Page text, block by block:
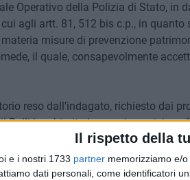
Il rispetto della
e i nostri 1733 partner memorizziamo e/
dati personali, come identificatori
Operativo della Polizia di Stato, in
agli artt. 81, 512 bis c.p., in quanto
misure di prevenzione
il quale, consapevolmente
reso dall'indagato, richiesto dai
Polli ha chiarito la propria posizione
dai propri difensori che